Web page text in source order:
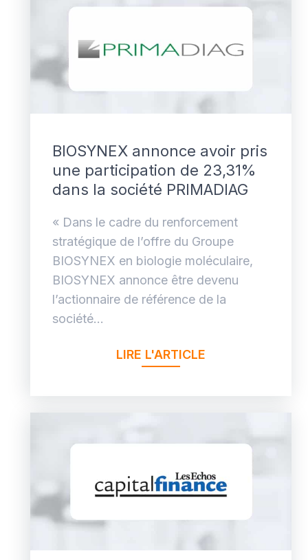
BIOSYNEX annonce avoir pris
une participation de 23,31%
dans la société PRIMADIAG
« Dans le cadre du renforcement
stratégique de l’offre du Groupe
BIOSYNEX en biologie moléculaire,
BIOSYNEX annonce être devenu
l’actionnaire de référence de la
société...
LIRE L'ARTICLE